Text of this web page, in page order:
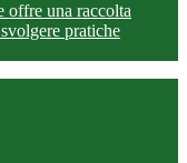
offre una raccolta
pratiche